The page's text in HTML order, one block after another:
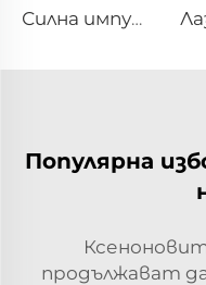
Силна импулсна бактерицидна лампа L1890U – 9×40×140U mm
Популярна
продължават